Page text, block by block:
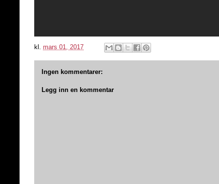
kl. mars 01, 2017
Ingen kommentarer:
Legg inn en kommentar